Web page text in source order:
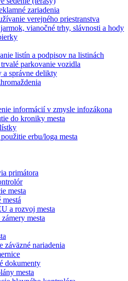
zariadenia
verejného priestranstva
vianočné trhy, slávnosti a hody
listín a podpisov na listinách
parkovanie vozidla
a správne delikty
informácií v zmysle infozákona
do kroniky mesta
erbu/loga mesta
primátora
mesta
mestá
a rozvoj mesta
mesta
záväzné nariadenia
dokumenty
mesta